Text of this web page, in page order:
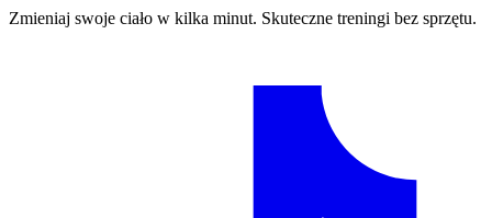
Zmieniaj swoje ciało w kilka minut. Skuteczne treningi bez sprzętu.